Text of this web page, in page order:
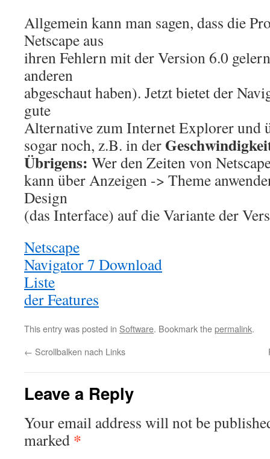
Allgemein kann man sagen, dass die
Netscape aus
ihren Fehlern mit der Version 6.0
anderen
abgeschaut haben). Jetzt bietet der
gute
Alternative zum Internet Explorer und
sogar noch, z.B. in der
Übrigens: Wer den Zeiten von
kann über Anzeigen -> Theme
Design
(das Interface) auf die Variante der
Netscape
Navigator 7 Download
Liste
der Features
This entry was posted in Software. Bookmark thepermalink.
← Scrollbalken nach Links
Leave a Reply
Your email address will not be
marked *